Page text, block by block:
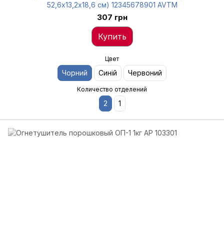
52,6х13,2х18,6 см) 12345678901 AVTM
307 грн
Купить
Цвет
Чорний Синій Червоний
Количество отделений
2 1